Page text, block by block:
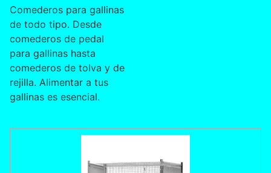
Comederos para gallinas
de todo tipo. Desde
comederos de pedal
para gallinas hasta
comederos de tolva y de
rejilla. Alimentar a tus
gallinas es esencial.